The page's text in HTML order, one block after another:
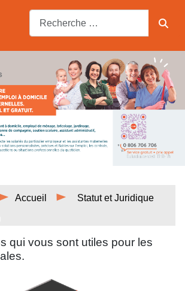
Accueil
Statut et Juridique
qui vous sont utiles pour les